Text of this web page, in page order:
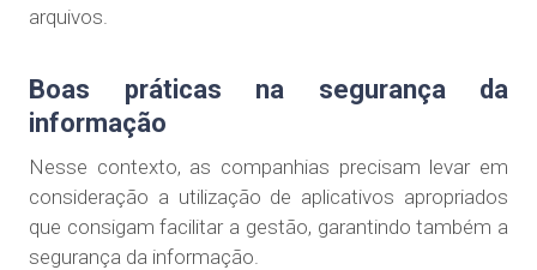
arquivos.
Boas práticas na segurança da
informação
Nesse contexto, as companhias precisam levar em
consideração a utilização de aplicativos apropriados
que consigam facilitar a gestão, garantindo também a
segurança da informação.